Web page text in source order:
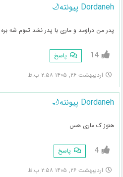
Dordaneh پیونته🌙
پدر من دراومد و ماری با پدر نشد تموم شه بره
14 پاسخ
اردیبهشت ۲۶, ۱۴۰۵ ۲:۵۸ ب.ظ
Dordaneh پیونته🌙
هنوز ک ماری هس
4 پاسخ
اردیبهشت ۲۶, ۱۴۰۵ ۲:۵۸ ب.ظ